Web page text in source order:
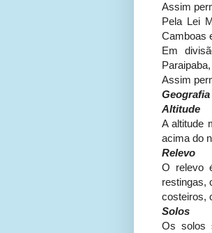
Assim
Pela Lei
Camboas
Em
Assim
Geografia
Altitude
A altitude
acima do
Relevo
O relevo
restingas,
costeiros,
Solos
Os solos